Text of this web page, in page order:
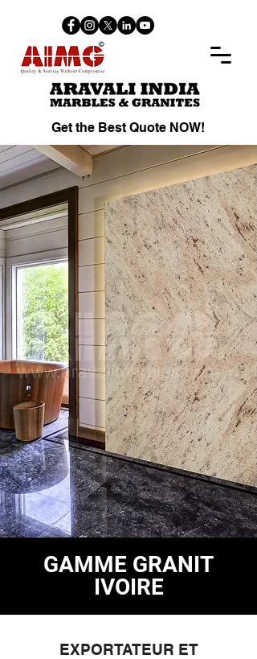
Get the Best Quote NOW!
GAMME GRANIT
IVOIRE
EXPORTATEUR ET